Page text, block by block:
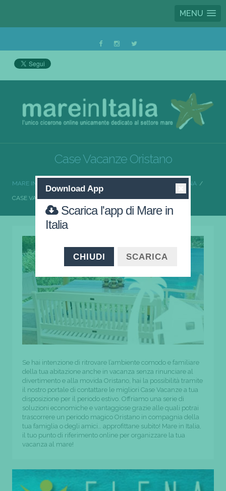
MENU
Case Vacanze Oristano
MARE IN ITALIA CASE VACANZE SARDEGNA
CASE VACANZE ORISTANO
Se hai intenzione di ritrovare l’ambiente comodo e familiare
della tua abitazione anche in vacanza senza rinunciare al
divertimento e alla movida Oristano, hai la possibilità tramite
il nostro portale di contattare le migliori Case Vacanze a tua
disposizione per il periodo estivo. Offriamo una serie di
soluzioni economiche e vantaggiose grazie alle quali potrai
trascorrere un periodo magico Oristano in compagnia della
tua famiglia o degli amici… approfittane subito! Mare in Italia,
il tuo punto di riferimento online per organizzare la tua
vacanza al mare!
Download App
Scarica l'app di Mare in
Italia
CHIUDI SCARICA